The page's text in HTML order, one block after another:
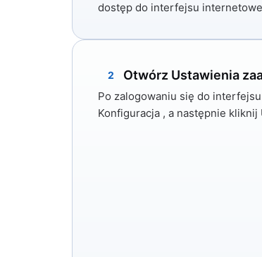
dostęp do interfejsu
2 Otwórz Ustawienia
Po zalogowaniu się do
Konfiguracja , a następnie kliknij